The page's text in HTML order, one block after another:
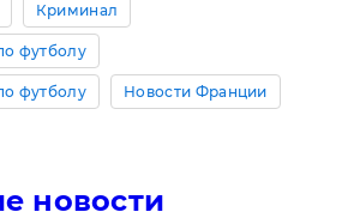
Криминал
футболу
футболу Новости Франции
новости